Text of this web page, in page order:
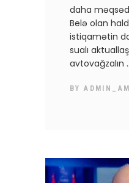
daha
Belə olan
istiqamətin
sualı
avtovağzalın
BY